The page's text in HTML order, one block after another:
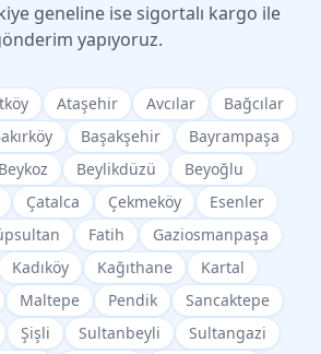
geneline ise sigortalı kargo ile
yapıyoruz.
Ataşehir Avcılar
Bağcılar
Başakşehir
Bayrampaşa
Beykoz Beylikdüzü
Beyoğlu
Çatalca Çekmeköy
Esenler
Fatih
Gaziosmanpaşa
Kadıköy Kağıthane
Kartal
Maltepe Pendik
Sancaktepe
Şişli Sultanbeyli
Sultangazi